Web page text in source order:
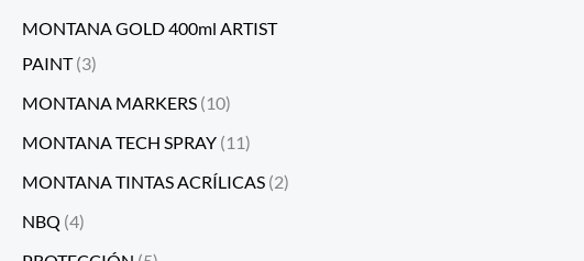
MONTANA GOLD 400ml ARTIST
PAINT (3)
MONTANA MARKERS (10)
MONTANA TECH SPRAY (11)
MONTANA TINTAS ACRÍLICAS (2)
NBQ (4)